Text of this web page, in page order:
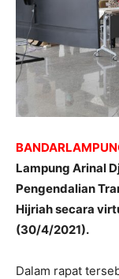
Lampung Arinal
Pengendalian
Hijriah secara
(30/4/2021).
Dalam rapat